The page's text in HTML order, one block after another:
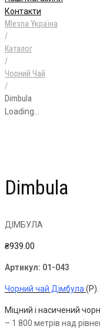
Контакти
Mlesna Україна
/
Каталог
/
Чорний Чай
/
Dimbula
Loading...
Dimbula
ДІМБУЛА
₴939.00
Артикул: 01-043
Чорний чай Дімбула(Р).
Міцний і насичений
– 1 800 метрів над